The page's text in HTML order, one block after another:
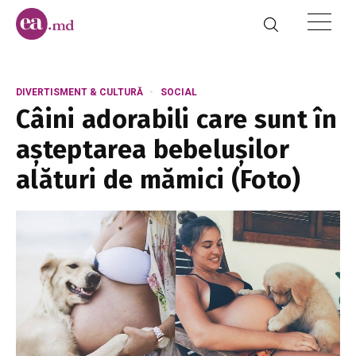
DIVERTISMENT & CULTURĂ SOCIAL
Câini adorabili care sunt în
așteptarea bebelușilor
alături de mămici (Foto)